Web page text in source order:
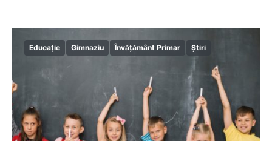
Educație Gimnaziu Învățământ Primar Știri